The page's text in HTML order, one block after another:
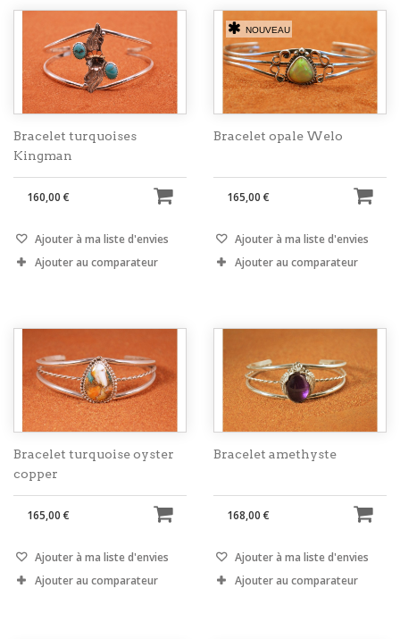
Bracelet turquoises
Kingman
160,00 €
Ajouter à ma liste d'envies
Ajouter au comparateur
NOUVEAU
Bracelet opale Welo
165,00 €
Ajouter à ma liste d'envies
Ajouter au comparateur
Bracelet turquoise oyster
copper
165,00 €
Ajouter à ma liste d'envies
Ajouter au comparateur
Bracelet amethyste
168,00 €
Ajouter à ma liste d'envies
Ajouter au comparateur